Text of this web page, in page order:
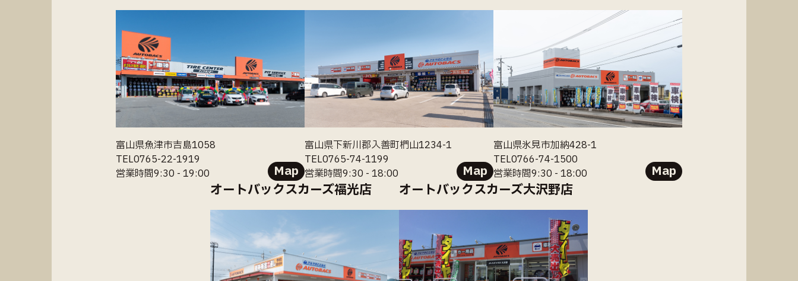
富山県魚津市吉島1058
TEL0765-22-1919
営業時間9:30 - 19:00
Map
富山県下新川郡入善町椚山1234-1
TEL0765-74-1199
営業時間9:30 - 18:00
Map
富山県氷見市加納428-1
TEL0766-74-1500
営業時間9:30 - 18:00
Map
オートバックスカーズ福光店 オートバックスカーズ大沢野店